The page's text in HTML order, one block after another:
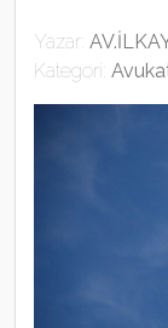
Yazar:
Kategori: